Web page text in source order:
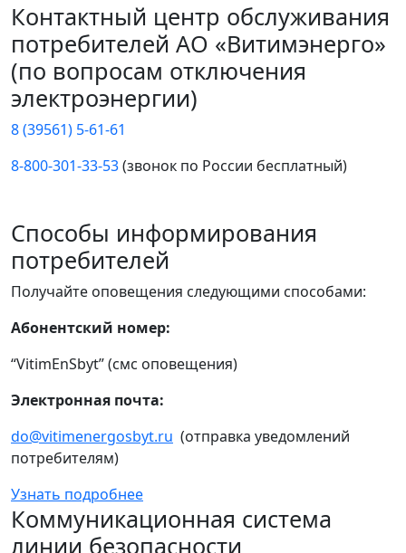
Контактный центр обслуживания
потребителей АО «Витимэнерго»
(по вопросам отключения
электроэнергии)
8 (39561) 5-61-61
8-800-301-33-53(звонок по России бесплатный)
Способы информирования
потребителей
Получайте оповещения следующими способами:
Абонентский номер:
“VitimEnSbyt” (смс оповещения)
Электронная почта:
do@vitimenergosbyt.ru (отправка уведомлений
потребителям)
Узнать подробнее
Коммуникационная система
линии безопасности